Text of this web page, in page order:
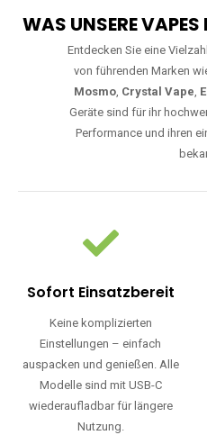
WAS UNSERE
Entdecken Sie eine
von führenden Marken
Mosmo, Crystal Vape,
Geräte sind für ihr
Performance und ihren
Sofort Einsatzbereit
Keine komplizierten
Einstellungen – einfach
auspacken und genießen. Alle
Modelle sind mit USB-C
wiederaufladbar für längere
Nutzung.